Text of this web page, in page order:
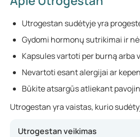
Utrogestan sudėtyje yra
Gydomi hormonų sutrikimai ir
Kapsules vartoti per burną arba
Nevartoti esant alergijai ar
Būkite atsargūs atliekant
Utrogestan yra vaistas, kurio
Utrogestan veikimas